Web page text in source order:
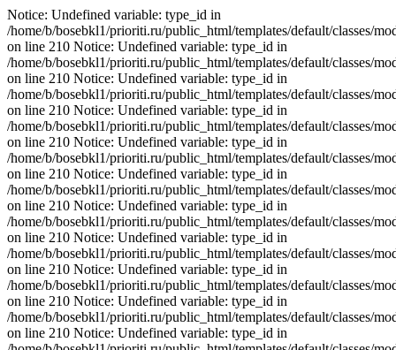
Notice: Undefined variable: type_id in
/home/b/bosebkl1/prioriti.ru/public_html/templates/default/classes/
on line 210 Notice: Undefined variable: type_id in
/home/b/bosebkl1/prioriti.ru/public_html/templates/default/classes/
on line 210 Notice: Undefined variable: type_id in
/home/b/bosebkl1/prioriti.ru/public_html/templates/default/classes/
on line 210 Notice: Undefined variable: type_id in
/home/b/bosebkl1/prioriti.ru/public_html/templates/default/classes/
on line 210 Notice: Undefined variable: type_id in
/home/b/bosebkl1/prioriti.ru/public_html/templates/default/classes/
on line 210 Notice: Undefined variable: type_id in
/home/b/bosebkl1/prioriti.ru/public_html/templates/default/classes/
on line 210 Notice: Undefined variable: type_id in
/home/b/bosebkl1/prioriti.ru/public_html/templates/default/classes/
on line 210 Notice: Undefined variable: type_id in
/home/b/bosebkl1/prioriti.ru/public_html/templates/default/classes/
on line 210 Notice: Undefined variable: type_id in
/home/b/bosebkl1/prioriti.ru/public_html/templates/default/classes/
on line 210 Notice: Undefined variable: type_id in
/home/b/bosebkl1/prioriti.ru/public_html/templates/default/classes/
on line 210 Notice: Undefined variable: type_id in